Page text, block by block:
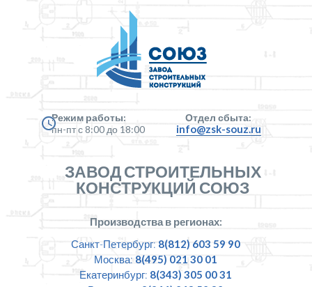
Режим работы:
пн-пт с 8:00 до 18:00
Отдел сбыта:
info@zsk-souz.ru
ЗАВОД СТРОИТЕЛЬНЫХ
КОНСТРУКЦИЙ СОЮЗ
Производства в регионах:
Санкт-Петербург: 8(812) 603 59 90
Москва: 8(495) 021 30 01
Екатеринбург: 8(343) 305 00 31